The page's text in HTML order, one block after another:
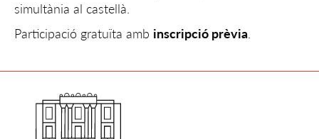
simultània al castellà.
Participació gratuïta amb inscripció prèvia